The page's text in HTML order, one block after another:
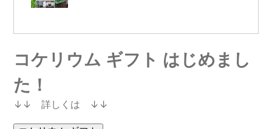
コケリウム ギフト はじめまし
た！
↓↓ 詳しくは ↓↓